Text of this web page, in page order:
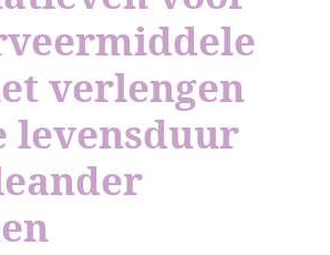
verlengen
levensduur